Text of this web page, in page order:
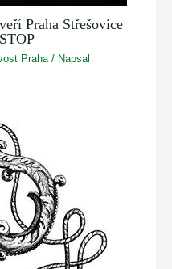
Praha Střešovice
Praha / Napsal